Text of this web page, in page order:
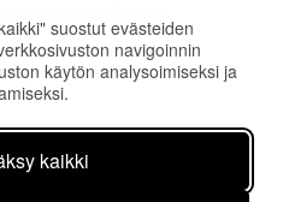
suostut evästeiden
navigoinnin
käytön analysoimiseksi ja
kaikki